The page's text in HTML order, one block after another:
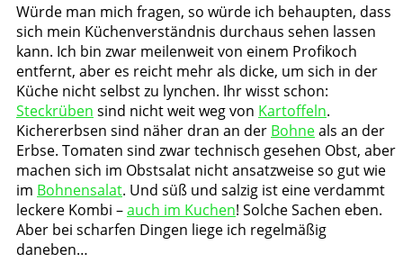
Würde man mich fragen, so würde ich behaupten, dass
sich mein Küchenverständnis durchaus sehen lassen
kann. Ich bin zwar meilenweit von einem Profikoch
entfernt, aber es reicht mehr als dicke, um sich in der
Küche nicht selbst zu lynchen. Ihr wisst schon:
Steckrüben sind nicht weit weg von Kartoffeln.
Kichererbsen sind näher dran an der Bohneals an der
Erbse. Tomaten sind zwar technisch gesehen Obst, aber
machen sich im Obstsalat nicht ansatzweise so gut wie
im Bohnensalat. Und süß und salzig ist eine verdammt
leckere Kombi –auch im Kuchen! Solche Sachen eben.
Aber bei scharfen Dingen liege ich regelmäßig
daneben…